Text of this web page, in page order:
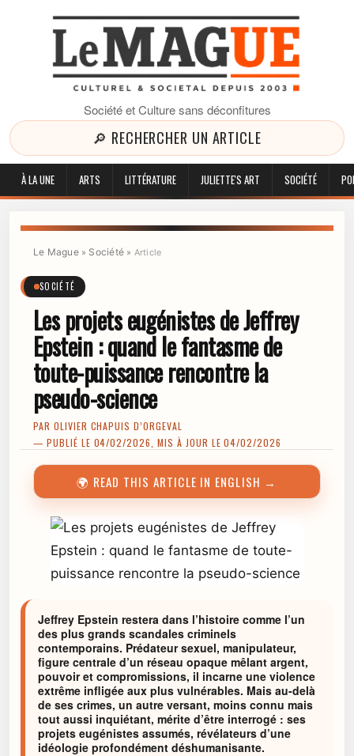
Société et Culture sans déconfitures
🔎 RECHERCHER UN ARTICLE
À LA UNE ARTS LITTÉRATURE JULIETTE'S ART SOCIÉTÉ
Le Mague» Société» Article
SOCIÉTÉ
Les projets eugénistes de Jeffrey
Epstein : quand le fantasme de
toute-puissance rencontre la
pseudo-science
PAR OLIVIER CHAPUIS D’ORGEVAL
— PUBLIÉ LE 04/02/2026, MIS À JOUR LE 04/02/2026
🌍 READ THIS ARTICLE IN ENGLISH →
Jeffrey Epstein restera dans l’histoire comme l’un
des plus grands scandales criminels
contemporains. Prédateur sexuel, manipulateur,
figure centrale d’un réseau opaque mêlant argent,
pouvoir et compromissions, il incarne une violence
extrême infligée aux plus vulnérables. Mais au-delà
de ses crimes, un autre versant, moins connu mais
tout aussi inquiétant, mérite d’être interrogé : ses
projets eugénistes assumés, révélateurs d’une
idéologie profondément déshumanisante.